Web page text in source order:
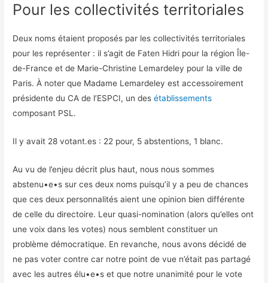
Pour les collectivités territoriales
Deux noms étaient proposés par les collectivités territoriales
pour les représenter : il s’agit de Faten Hidri pour la région Île-
de-France et de Marie-Christine Lemardeley pour la ville de
Paris. À noter que Madame Lemardeley est accessoirement
présidente du CA de l’ESPCI, un desétablissements
composant PSL.
Il y avait 28 votant.es : 22 pour, 5 abstentions, 1 blanc.
Au vu de l’enjeu décrit plus haut, nous nous sommes
abstenu•e•s sur ces deux noms puisqu’il y a peu de chances
que ces deux personnalités aient une opinion bien différente
de celle du directoire. Leur quasi-nomination (alors qu’elles ont
une voix dans les votes) nous semblent constituer un
problème démocratique. En revanche, nous avons décidé de
ne pas voter contre car notre point de vue n’était pas partagé
avec les autres élu•e•s et que notre unanimité pour le vote